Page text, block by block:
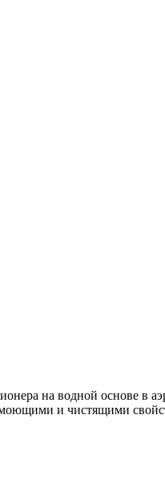
на водной основе в
и чистящими